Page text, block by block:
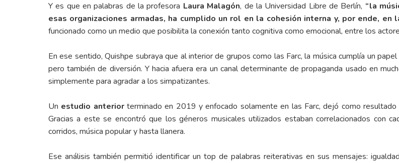
Y es que en palabras de la profesora Laura Malagón, de la Universidad Libre de Berlín, “la
esas organizaciones armadas, ha cumplido un rol en la cohesión interna y, por ende,
funcionado como un medio que posibilita la conexión tanto cognitiva como emocional, entre los
En ese sentido, Quishpe subraya que al interior de grupos como las Farc, la música cumplía un
pero también de diversión. Y hacia afuera era un canal determinante de propaganda usado en
simplemente para agradar a los simpatizantes.
Un estudio anteriorterminado en 2019 y enfocado solamente en las Farc, dejó como resultado
Gracias a este se encontró que los géneros musicales utilizados estaban correlacionados con
corridos, música popular y hasta llanera.
Ese análisis también permitió identificar un top de palabras reiterativas en sus mensajes: